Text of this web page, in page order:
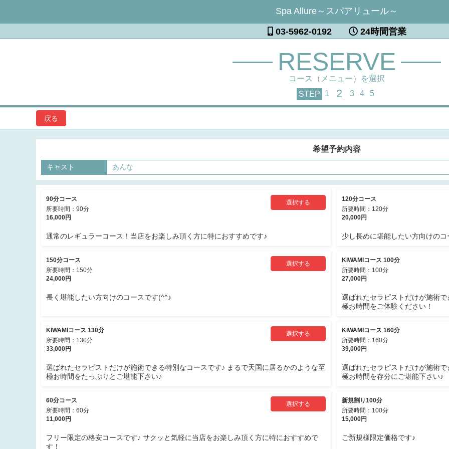
Spa Allure～スパアリュール～
03-5962-0192 24時間営業
RESERVE
コース（メニュー）を選択
STEP
1 2 3 4 5
戻る
希望予約内容
キャスト あんな
90分コース
所要時間：90分
16,000円
選択する
通常のレギュラーコース！当店をお楽しみ頂く方に特におすすめです♪
120分コース
所要時間：120分
20,000円
少し長めに堪能したい方向けのコ
150分コース
所要時間：150分
24,000円
選択する
長く堪能したい方向けのコースです(^^♪
KIWAMIコース 100分
所要時間：100分
27,000円
選ばれたセラピストだけが施術
極お時間をご体験ください！
KIWAMIコース 130分
所要時間：130分
33,000円
選択する
選ばれたセラピストだけが施術できる特別なコースです♪ まるで天国に居るかのような至
極お時間をたっぷりとご堪能下さい♪
KIWAMIコース 160分
所要時間：160分
39,000円
選ばれたセラピストだけが施術
極お時間を存分にご堪能下さい♪
60分コース
所要時間：60分
11,000円
選択する
フリー限定の格安コースです♪ サクッと気軽に当店をお楽しみ頂く方に特におすすめで
す！
新規割り100分
所要時間：100分
15,000円
ご新規様限定価格です♪